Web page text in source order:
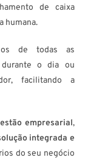
de caixa
humana.
de todas as
durante o dia ou
facilitando a
empresarial,
integrada e
do seu negócio